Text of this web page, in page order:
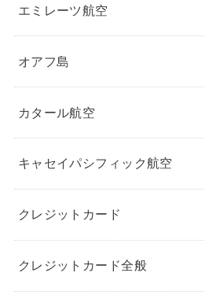
エミレーツ航空
オアフ島
カタール航空
キャセイパシフィック航空
クレジットカード
クレジットカード全般